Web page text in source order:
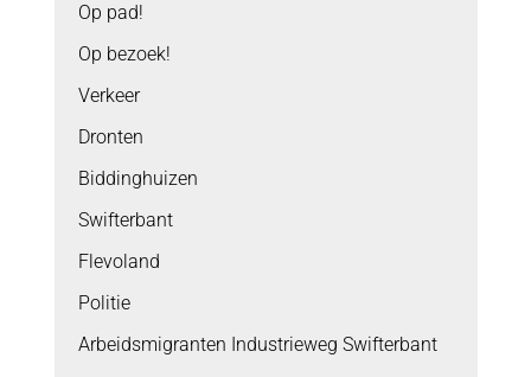
Op pad!
Op bezoek!
Verkeer
Dronten
Biddinghuizen
Swifterbant
Flevoland
Politie
Arbeidsmigranten Industrieweg Swifterbant